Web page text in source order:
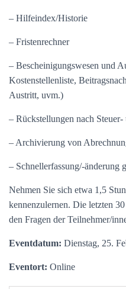
– Hilfeindex/Historie
– Fristenrechner
– Bescheinigungswesen und
Kostenstellenliste,
Austritt, uvm.)
– Rückstellungen nach
– Archivierung von
– Schnellerfassung/-änderung
Nehmen Sie sich etwa 1,5
kennenzulernen. Die letzten
den Fragen der Teilnehmer/
Eventdatum: Dienstag, 25.
Eventort: Online